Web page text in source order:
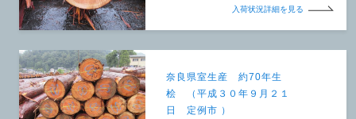
入荷状況詳細を見る
奈良県室生産 約70年生
桧 （平成３０年９月２１
日 定例市 ）